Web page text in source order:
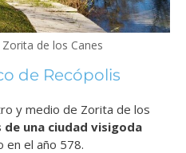
de los Canes
de Recópolis
y medio de Zorita de los
de una ciudad visigoda
en el año 578.